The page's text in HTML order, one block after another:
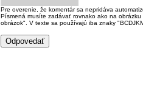
Pre overenie, že komentár sa nepridáva
Písmená musíte zadávať rovnako ako na
obrázok". V texte sa používajú iba znaky